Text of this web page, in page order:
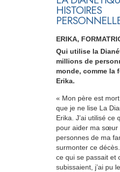
HISTOIRES
ERIKA,
Qui utilise la
millions de
monde, comme la
Erika.
« Mon père est
que je ne lise La
Erika. J’ai utilisé ce
pour aider ma sœur
personnes de ma
surmonter ce
ce qui se passait et
subissaient, j’ai pu